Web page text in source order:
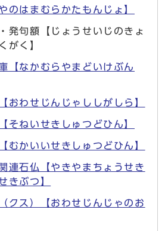
のはまむらかたもんじょ】
発句額【じょうせいじのきょ
がく】
【なかむらやまどいけぶん
おわせじんじゃししがしら】
そねいせきしゅつどひん】
むかいいせきしゅつどひん】
連石仏【やきやまちょうせき
きぶつ】
クス）【おわせじんじゃのお